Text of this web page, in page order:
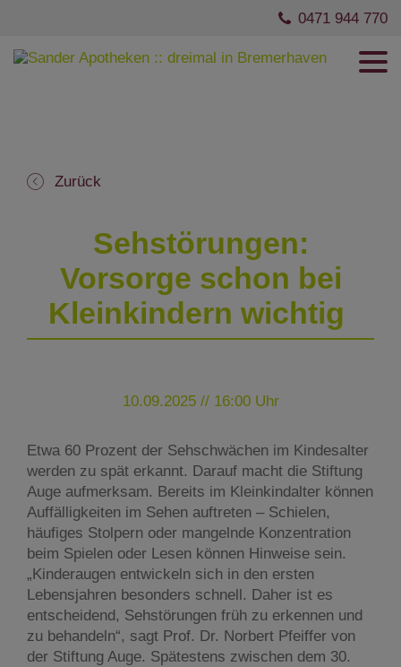
0471 944 770
Zurück
Sehstörungen:
Vorsorge schon bei
Kleinkindern wichtig
10.09.2025 // 16:00 Uhr
Etwa 60 Prozent der Sehschwächen im Kindesalter
werden zu spät erkannt. Darauf macht die Stiftung
Auge aufmerksam. Bereits im Kleinkindalter können
Auffälligkeiten im Sehen auftreten – Schielen,
häufiges Stolpern oder mangelnde Konzentration
beim Spielen oder Lesen können Hinweise sein.
„Kinderaugen entwickeln sich in den ersten
Lebensjahren besonders schnell. Daher ist es
entscheidend, Sehstörungen früh zu erkennen und
zu behandeln“, sagt Prof. Dr. Norbert Pfeiffer von
der Stiftung Auge. Spätestens zwischen dem 30.